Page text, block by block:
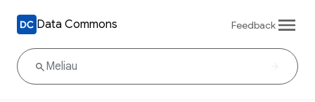
Data Commons Feedback